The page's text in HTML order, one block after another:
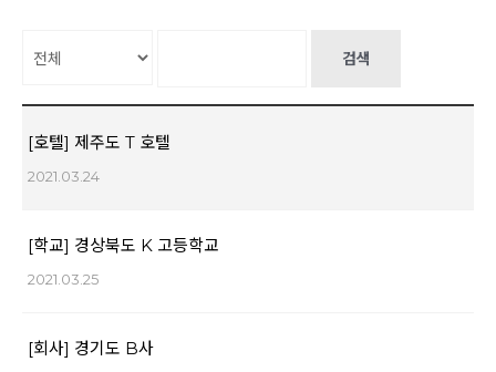
검색
[호텔] 제주도 T 호텔
2021.03.24
[학교] 경상북도 K 고등학교
2021.03.25
[회사] 경기도 B사